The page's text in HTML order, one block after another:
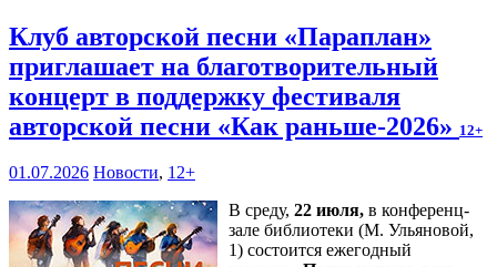
Клуб авторской песни «Параплан»
приглашает на благотворительный
концерт в поддержку фестиваля
авторской песни «Как раньше-2026» 12+
01.07.2026 Новости, 12+
В среду, 22 июля, в конференц-
зале библиотеки (М. Ульяновой,
1) состоится ежегодный